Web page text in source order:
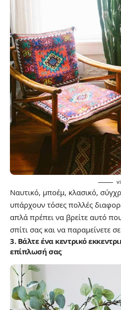
Ναυτικό, μποέμ, κλασικό,
υπάρχουν τόσες πολλές
απλά πρέπει να βρείτε αυτό
σπίτι σας και να παραμείνετε
3. Βάλτε ένα κεντρικό
επίπλωσή σας